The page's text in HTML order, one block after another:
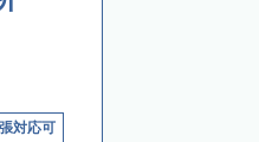
対応可